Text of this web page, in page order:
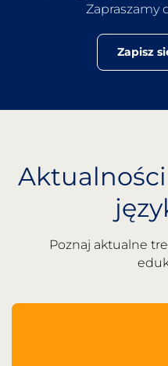
Zapraszamy
Zapisz
Aktualności
Poznaj aktualne